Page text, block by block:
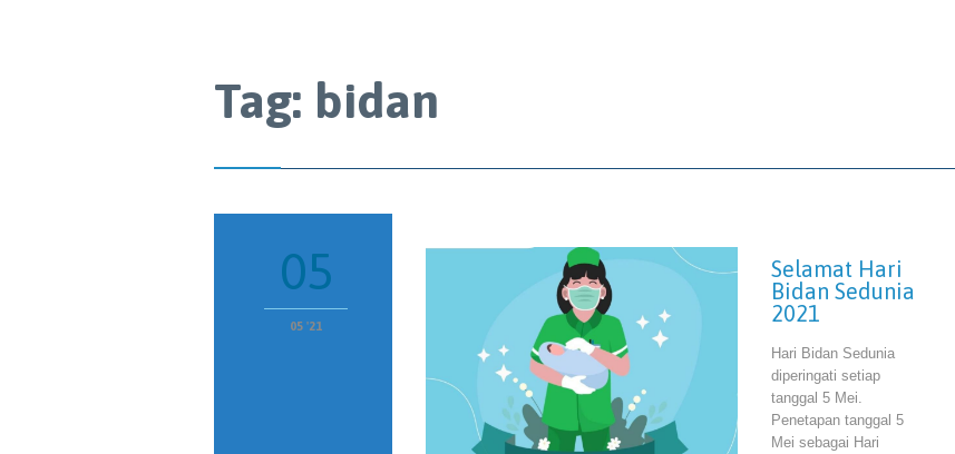
Tag: bidan
05
05 '21
Selamat Hari
Bidan Sedunia
2021
Hari Bidan Sedunia
diperingati setiap
tanggal 5 Mei.
Penetapan tanggal 5
Mei sebagai Hari